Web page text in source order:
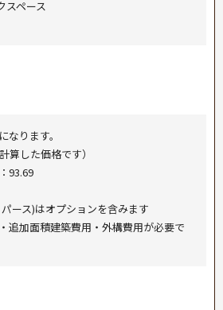
スペース
なります。
坪で計算した価格です）
93.69
ース)はオプションを含みます
追加面積建築費用・外構費用が必要で